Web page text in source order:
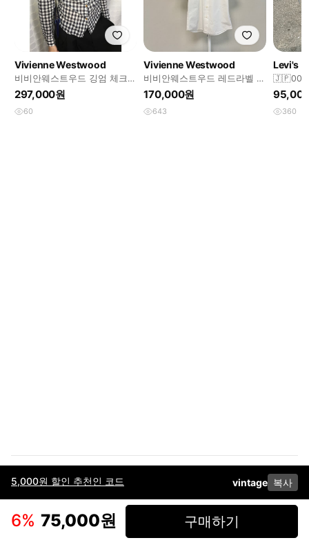
5,000원 할인 추천인 코드 vintage 복사
6% 75,000원 구매하기
Vivienne Westwood
비비안웨스트우드 깅엄 체크
컷아웃 롱슬리브 셔츠
297,000원
60
Vivienne Westwood
비비안웨스트우드 레드라벨 화
이트 반팔 셔츠
170,000원
643
Levi's
🇯🇵00s
셔츠
360
이용약관고객센터판매개인정보 처리방침사업자 정보다운로드
인스타그램
페이스북